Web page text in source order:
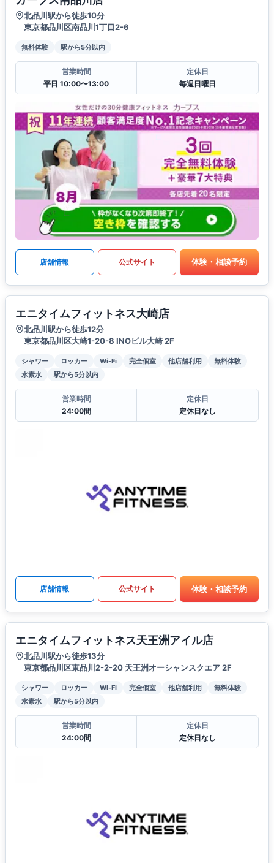
北品川駅から徒歩10分
東京都品川区南品川1丁目2-6
無料体験 駅から5分以内
営業時間
平日 10:00〜13:00
定休日
毎週日曜日
店舗情報 公式サイト 体験・相談予約
エニタイムフィットネス大崎店
北品川駅から徒歩12分
東京都品川区大崎1-20-8 INOビル大崎 2F
シャワー ロッカー Wi-Fi 完全個室 他店舗利用
無料体験
水素水
駅から5分以内
営業時間
24:00間
定休日
定休日なし
店舗情報 公式サイト 体験・相談予約
エニタイムフィットネス天王洲アイル店
北品川駅から徒歩13分
東京都品川区東品川2-2-20 天王洲オーシャンスクエア 2F
シャワー ロッカー Wi-Fi 完全個室 他店舗利用
無料体験
水素水
駅から5分以内
営業時間
24:00間
定休日
定休日なし